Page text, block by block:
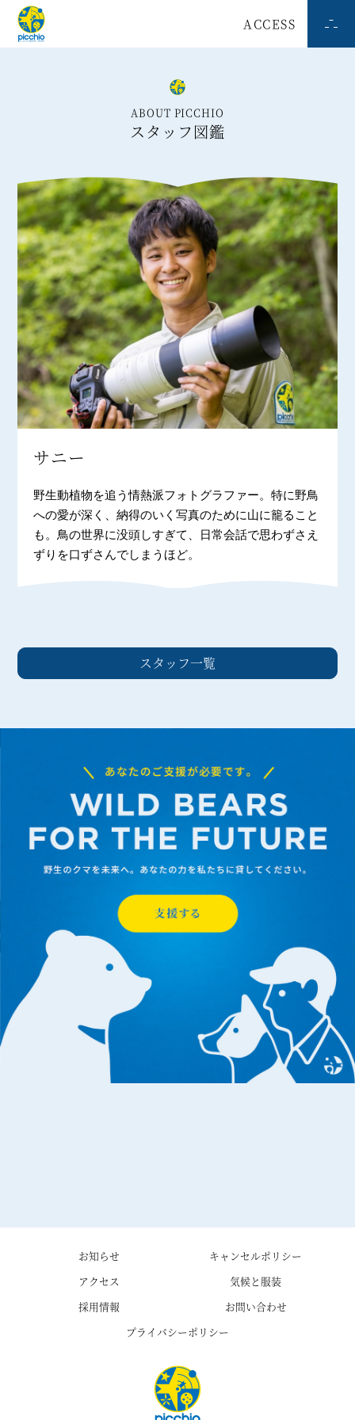
ACCESS
ABOUT PICCHIO
スタッフ図鑑
サニー
野生動植物を追う情熱派フォトグラファー。特に野鳥
への愛が深く、納得のいく写真のために山に籠ること
も。鳥の世界に没頭しすぎて、日常会話で思わずさえ
ずりを口ずさんでしまうほど。
スタッフ一覧
お知らせ
キャンセルポリシー
アクセス
気候と服装
採用情報
お問い合わせ
プライバシーポリシー